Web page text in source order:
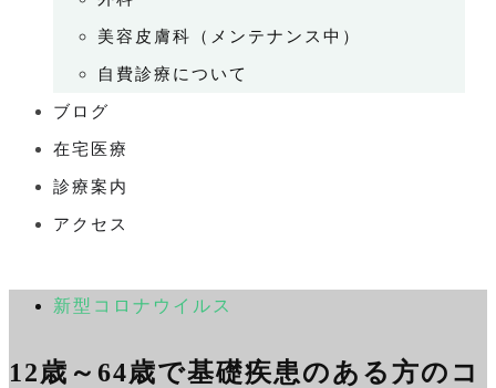
美容皮膚科（メンテナンス中）
自費診療について
ブログ
在宅医療
診療案内
アクセス
新型コロナウイルス
12歳～64歳で基礎疾患のある方のコ